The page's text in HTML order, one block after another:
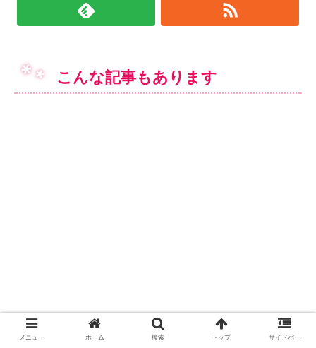
こんな記事もあります
メニュー ホーム 検索 トップ サイドバー